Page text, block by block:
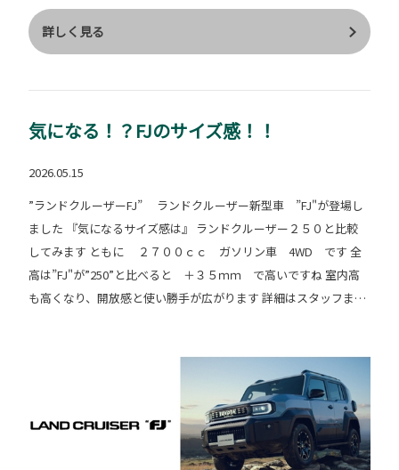
詳しく見る
気になる！？FJのサイズ感！！
2026.05.15
”ランドクルーザーFJ” ランドクルーザー新型車 ”FJ"が登場し
ました 『気になるサイズ感は』 ランドクルーザー２５０と比較
してみます ともに ２７００ｃｃ ガソリン車 4WD です 全
高は”FJ"が”250”と比べると ＋３５ｍｍ で高いですね 室内高
も高くなり、開放感と使い勝手が広がります 詳細はスタッフまで